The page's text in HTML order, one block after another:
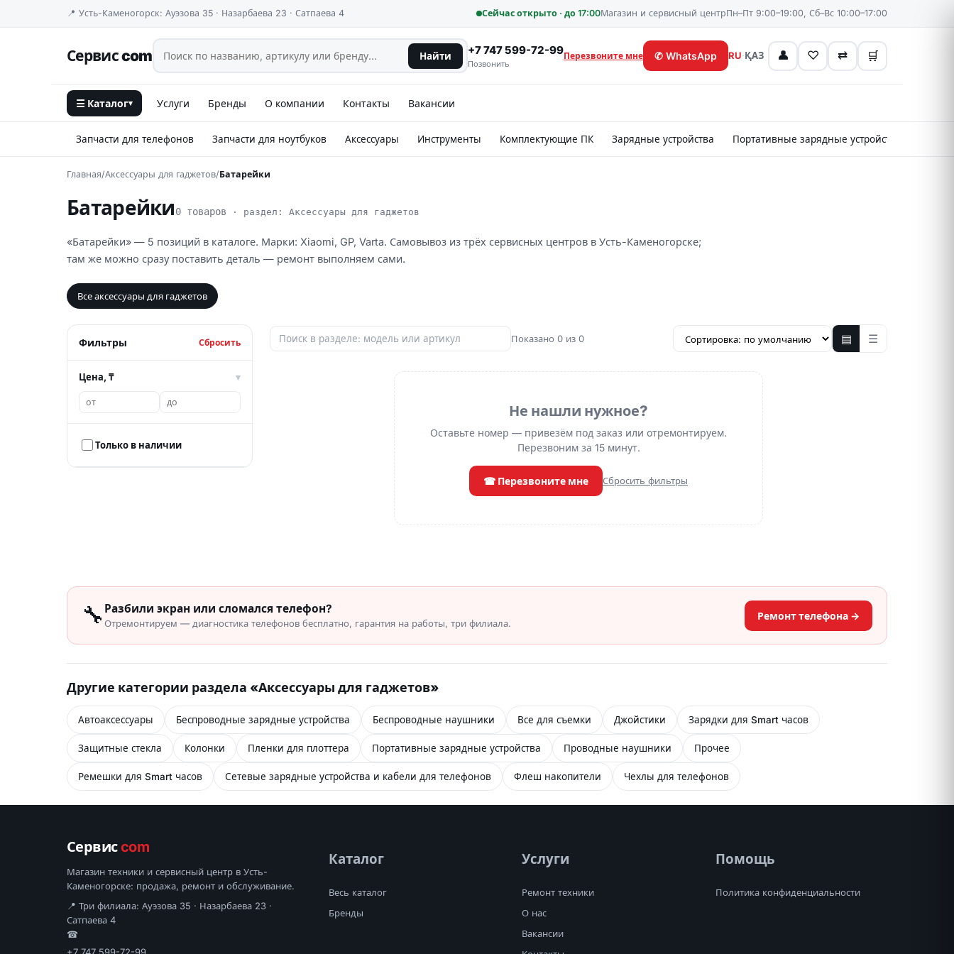
📍 Усть-Каменогорск: Ауэзова 35 · Назарбаева 23 · Сатпаева 4 Сейчас открыто · до 17:00Магазин и сервисный центрПн–Пт 9:00–19:00, Сб–Вс 10:00–17:00
Сервис com Найти +7 747 599-72-99
Позвонить
Перезвоните мне ✆ WhatsApp RU·ҚАЗ 👤 ♡ ⇄ 🛒
☰ Каталог▾ Услуги Бренды О компании Контакты Вакансии
Запчасти для телефонов Запчасти для ноутбуков Аксессуары Инструменты Комплектующие ПК Зарядные устройства Портативные зарядные устройства
Главная/Аксессуары для гаджетов/Батарейки
Батарейки0 товаров · раздел: Аксессуары для гаджетов
«Батарейки» — 5 позиций в каталоге. Марки: Xiaomi, GP, Varta. Самовывоз из трёх сервисных центров в Усть-Каменогорске;
там же можно сразу поставить деталь — ремонт выполняем сами.
Все аксессуары для гаджетов
Фильтры Сбросить
Цена, ₸ ▾
Только в наличии
Показано 0 из 0 ▤ ☰
Не нашли нужное?
Оставьте номер — привезём под заказ или отремонтируем.
Перезвоним за 15 минут.
☎ Перезвоните мне Сбросить фильтры
🔧 Разбили экран или сломался телефон?
Отремонтируем — диагностика телефонов бесплатно, гарантия на работы, три филиала.
Ремонт телефона →
Другие категории раздела «Аксессуары для гаджетов»
Автоаксессуары Беспроводные зарядные устройства Беспроводные наушники Все для съемки Джойстики Зарядки для Smart часов
Защитные стекла Колонки Пленки для плоттера Портативные зарядные устройства Проводные наушники Прочее
Ремешки для Smart часов Сетевые зарядные устройства и кабели для телефонов Флеш накопители Чехлы для телефонов
Сервисcom
Магазин техники и сервисный центр в Усть-
Каменогорске: продажа, ремонт и обслуживание.
📍 Три филиала: Ауэзова 35 · Назарбаева 23 ·
Сатпаева 4
☎
Каталог
Весь каталог
Бренды
Услуги
Ремонт техники
О нас
Вакансии
Помощь
Политика конфиденциальности